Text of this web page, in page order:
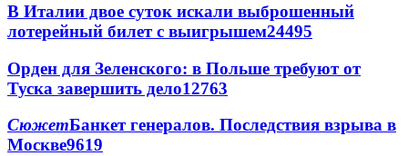
В Италии двое суток искали выброшенный
лотерейный билет с выигрышем24495
Орден для Зеленского: в Польше требуют от
Туска завершить дело12763
СюжетБанкет генералов. Последствия взрыва в
Москве9619